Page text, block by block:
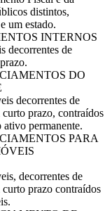
distintos,
um estado.
INTERNOS
decorrentes de
DO
decorrentes de
prazo, contraídos
ativo permanente.
PARA
decorrentes de
prazo contraídos